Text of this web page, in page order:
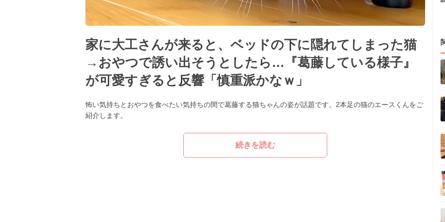
家に大工さんが来ると、ベッドの下に隠れてしまった猫
→おやつで誘い出そうとしたら…『葛藤している様子』
が可愛すぎると反響「慎重派かなｗ」
怖い気持ちとおやつを食べたい気持ちの間で葛藤する猫ちゃんの姿が話題です。2本足の猫のエースくんをご
紹介します。
続きを読む